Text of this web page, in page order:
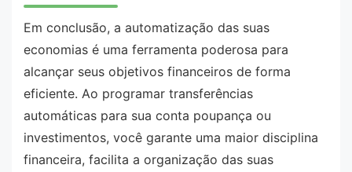
Em conclusão, a automatização das suas
economias é uma ferramenta poderosa para
alcançar seus objetivos financeiros de forma
eficiente. Ao programar transferências
automáticas para sua conta poupança ou
investimentos, você garante uma maior disciplina
financeira, facilita a organização das suas